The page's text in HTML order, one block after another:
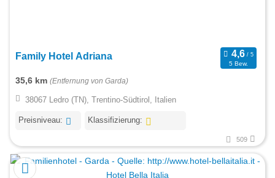
Family Hotel Adriana
5 Bew.
35,6 km (Entfernung von Garda)
38067 Ledro (TN), Trentino-Südtirol, Italien
Preisniveau: Klassifizierung:
509